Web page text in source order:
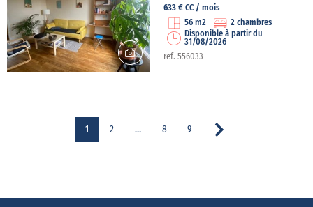
633 € CC / mois
56 m2
2 chambres
Disponible à partir du
31/08/2026
ref. 556033
1 2 … 8 9